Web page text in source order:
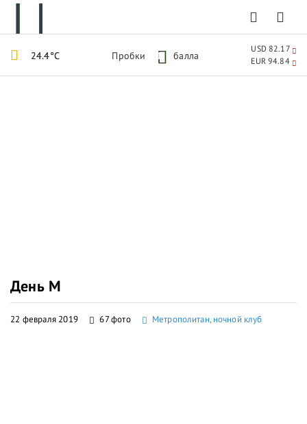
День М
22 февраля 2019 67 фото Метрополитан, ночной клуб
24.4°C Пробки 1 балла
USD 82.17
EUR 94.84